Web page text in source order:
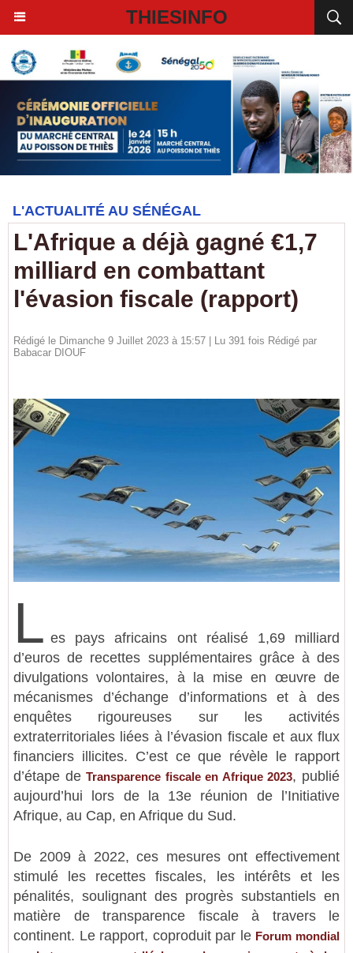
THIESINFO
L'ACTUALITÉ AU SÉNÉGAL
L'Afrique a déjà gagné €1,7
milliard en combattant
l'évasion fiscale (rapport)
Rédigé le Dimanche 9 Juillet 2023 à 15:57 | Lu 391 fois Rédigé par
Babacar DIOUF
L es pays africains ont réalisé 1,69 milliard
d’euros de recettes supplémentaires grâce à des
divulgations volontaires, à la mise en œuvre de
mécanismes d’échange d’informations et à des
enquêtes rigoureuses sur les activités
extraterritoriales liées à l’évasion fiscale et aux flux
financiers illicites. C’est ce que révèle le rapport
d’étape deTransparence fiscale en Afrique 2023, publié
aujourd’hui lors de la 13e réunion de l’Initiative
Afrique, au Cap, en Afrique du Sud.
De 2009 à 2022, ces mesures ont effectivement
stimulé les recettes fiscales, les intérêts et les
pénalités, soulignant des progrès substantiels en
matière de transparence fiscale à travers le
continent. Le rapport, coproduit par le Forum mondial